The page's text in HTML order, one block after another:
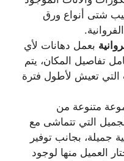
شتى أنواع ورق
بعمل دهانات لأي
تفاصيل المكان، يتم
التي تعيش لأطول فترة
متنوعة من
التي تتماشى مع
جميلة، بجانب توفير
العميل منها لوجود